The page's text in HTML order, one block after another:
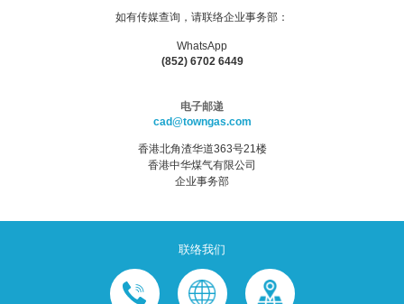
如有传媒查询，请联络企业事务部：
WhatsApp
(852) 6702 6449
电子邮递
cad@towngas.com
香港北角渣华道363号21楼
香港中华煤气有限公司
企业事务部
联络我们